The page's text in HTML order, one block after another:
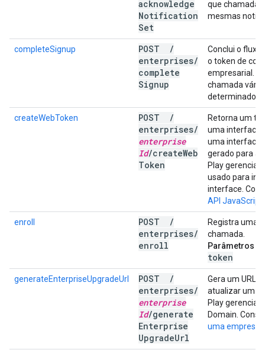
acknowledge
Notification
Set
que
mesmas
completeSignup POST
/
enterprises/
complete
Signup
Conclui o fluxo
o token de
empresarial.
chamada
determinado
createWebToken POST
/
enterprises/
enterprise
Id/createWeb
Token
Retorna um
uma interface
uma interface
gerado para a
Play
usado para
interface.
API JavaScript
enroll POST
/
enterprises/
enroll
Registra uma
chamada.
Parâmetros
token
generateEnterpriseUpgradeUrl POST
/
enterprises/
enterprise
Id/generate
Enterprise
UpgradeUrl
Gera um URL
atualizar um
Play
Domain.
uma empresa